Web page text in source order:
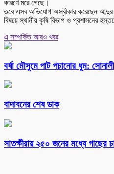
কারণে মরে গেছে।
তবে এসব অভিযোগ অস্বীকার করেছেন
বিষয়ে স্থানীয় কৃষি বিভাগ ও প্রশাসনের
এ সম্পর্কিত আরও খবর
বর্ষা মৌসুমে পাট পচানোর ধুম:
বাদাবনের শেষ ডাক
সাতক্ষীরায় ২৫০ জনের মধ্যে গাছের